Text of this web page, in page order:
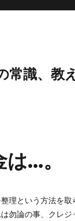
識、教
…。
理という方法を
勿論の事、クレ